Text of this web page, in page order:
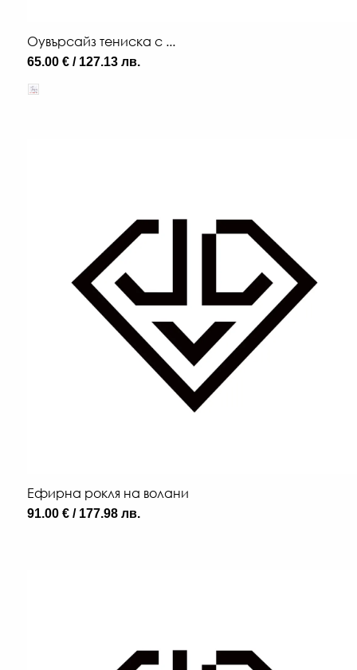
Оувърсайз тениска с ...
65.00 € / 127.13 лв.
Ефирна рокля на волани
91.00 € / 177.98 лв.